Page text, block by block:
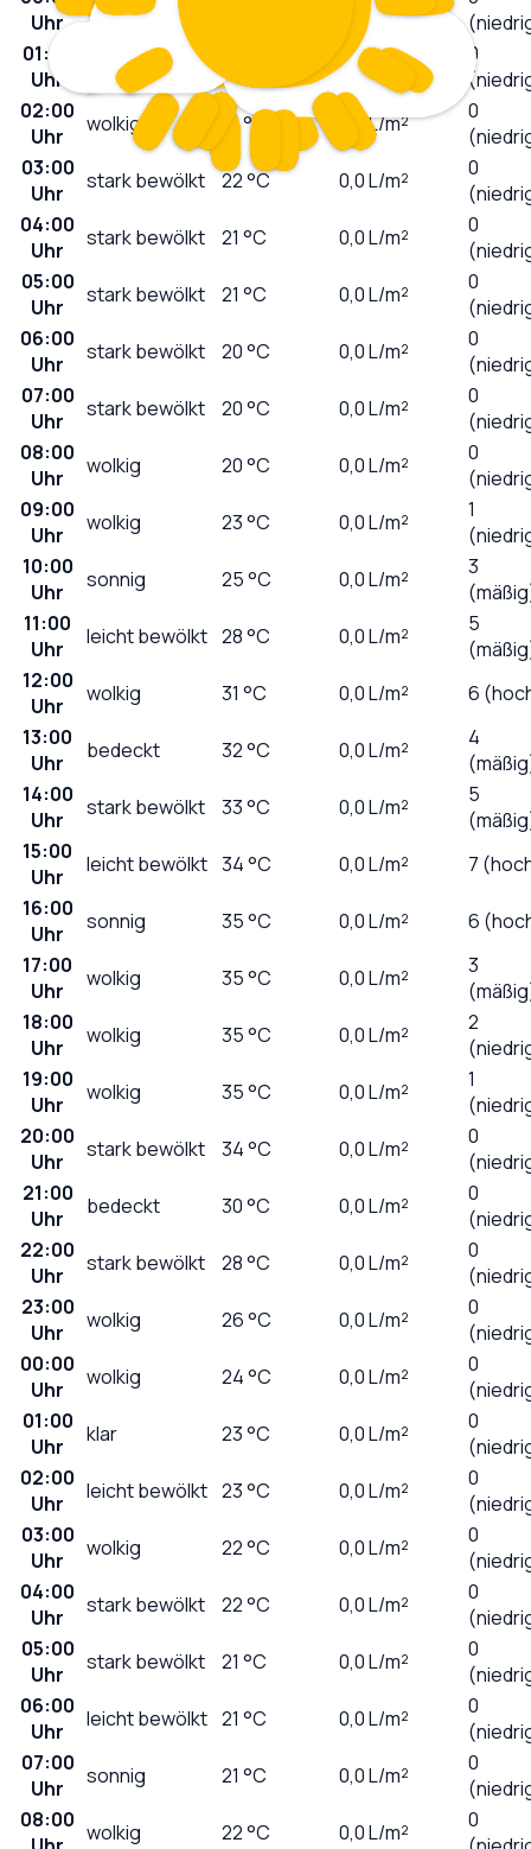
Uhr
wolkig L/m²
01:00
Uhr
wolkig 0,0
0
02:00
Uhr
wolkig 21°C L/m²
0
03:00
Uhr
stark bewölkt 22°C 0,0L/m²
0
04:00
Uhr
stark bewölkt 21 °C 0,0L/m²
0
05:00
Uhr
stark bewölkt 21 °C 0,0L/m²
0
06:00
Uhr
stark bewölkt 20°C 0,0L/m²
0
07:00
Uhr
stark bewölkt 20°C 0,0L/m²
0
08:00
Uhr
wolkig 20°C 0,0L/m²
0
09:00
Uhr
wolkig 23°C 0,0L/m²
1
10:00
Uhr
sonnig 25°C 0,0L/m²
3
11:00
Uhr
leicht bewölkt 28°C 0,0L/m²
5
12:00
Uhr
wolkig 31 °C 0,0L/m²
6
13:00
Uhr
bedeckt 32°C 0,0L/m²
4
14:00
Uhr
stark bewölkt 33°C 0,0L/m²
5
15:00
Uhr
leicht bewölkt 34°C 0,0L/m²
7
16:00
Uhr
sonnig 35°C 0,0L/m²
6
17:00
Uhr
wolkig 35°C 0,0L/m²
3
18:00
Uhr
wolkig 35°C 0,0L/m²
2
19:00
Uhr
wolkig 35°C 0,0L/m²
1
20:00
Uhr
stark bewölkt 34°C 0,0L/m²
0
21:00
Uhr
bedeckt 30°C 0,0L/m²
0
22:00
Uhr
stark bewölkt 28°C 0,0L/m²
0
23:00
Uhr
wolkig 26°C 0,0L/m²
0
00:00
Uhr
wolkig 24°C 0,0L/m²
0
01:00
Uhr
klar 23°C 0,0L/m²
0
02:00
Uhr
leicht bewölkt 23°C 0,0L/m²
0
03:00
Uhr
wolkig 22°C 0,0L/m²
0
04:00
Uhr
stark bewölkt 22°C 0,0L/m²
0
05:00
Uhr
stark bewölkt 21 °C 0,0L/m²
0
06:00
Uhr
leicht bewölkt 21 °C 0,0L/m²
0
07:00
Uhr
sonnig 21 °C 0,0L/m²
0
08:00 wolkig 22°C 0,0L/m²
0